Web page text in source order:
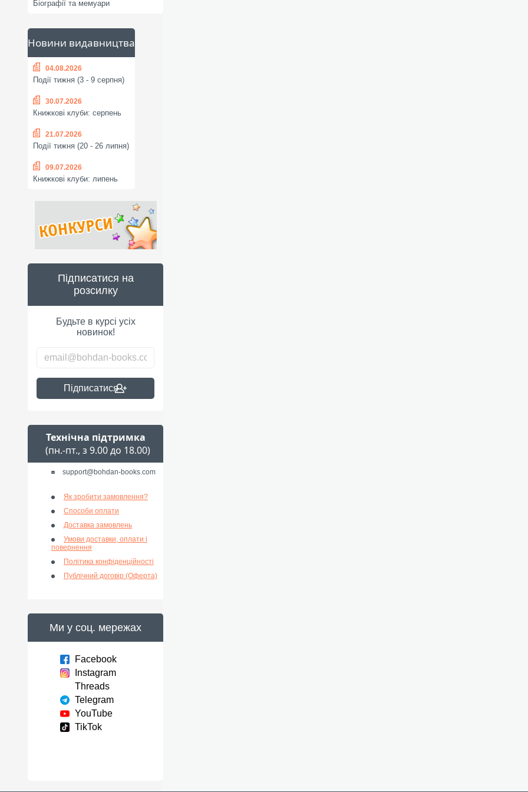
Біографії та мемуари
Новини видавництва
04.08.2026
Події тижня (3 - 9 серпня)
30.07.2026
Книжкові клуби: серпень
21.07.2026
Події тижня (20 - 26 липня)
09.07.2026
Книжкові клуби: липень
Підписатися на
розсилку
Будьте в курсі усіх
новинок!
Підписатися
Технічна підтримка
(пн.-пт., з 9.00 до 18.00)
support@bohdan-books.com
Як зробити замовлення?
Способи оплати
Доставка замовлень
Умови доставки, оплати і
повернення
Політика конфіденційності
Публічний договір (Оферта)
Ми у соц. мережах
Facebook
Instagram
Threads
Telegram
YouTube
TikTok